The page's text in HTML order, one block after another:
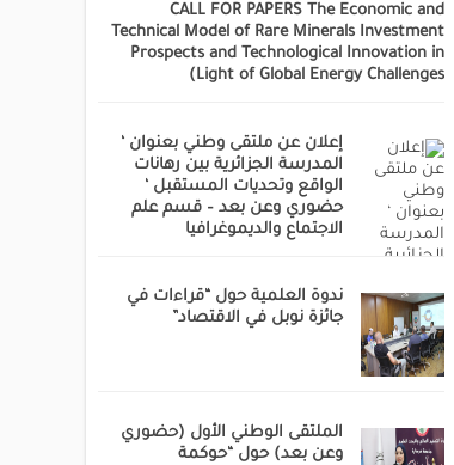
CALL FOR PAPERS The Economic and
Technical Model of Rare Minerals Investment
Prospects and Technological Innovation in
Light of Global Energy Challenges)
إعلان عن ملتقى وطني بعنوان ‘
المدرسة الجزائرية بين رهانات
الواقع وتحديات المستقبل ‘
حضوري وعن بعد – قسم علم
الاجتماع والديموغرافيا
ندوة العلمية حول “قراءات في
جائزة نوبل في الاقتصاد”
الملتقى الوطني الأول (حضوري
وعن بعد) حول “حوكمة